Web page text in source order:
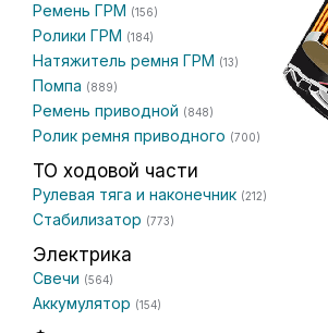
Ремень ГРМ (156)
Ролики ГРМ (184)
Натяжитель ремня ГРМ (13)
Помпа (889)
Ремень приводной (848)
Ролик ремня приводного (700)
ТО ходовой части
Рулевая тяга и наконечник (212)
Стабилизатор (773)
Электрика
Свечи (564)
Аккумулятор (154)